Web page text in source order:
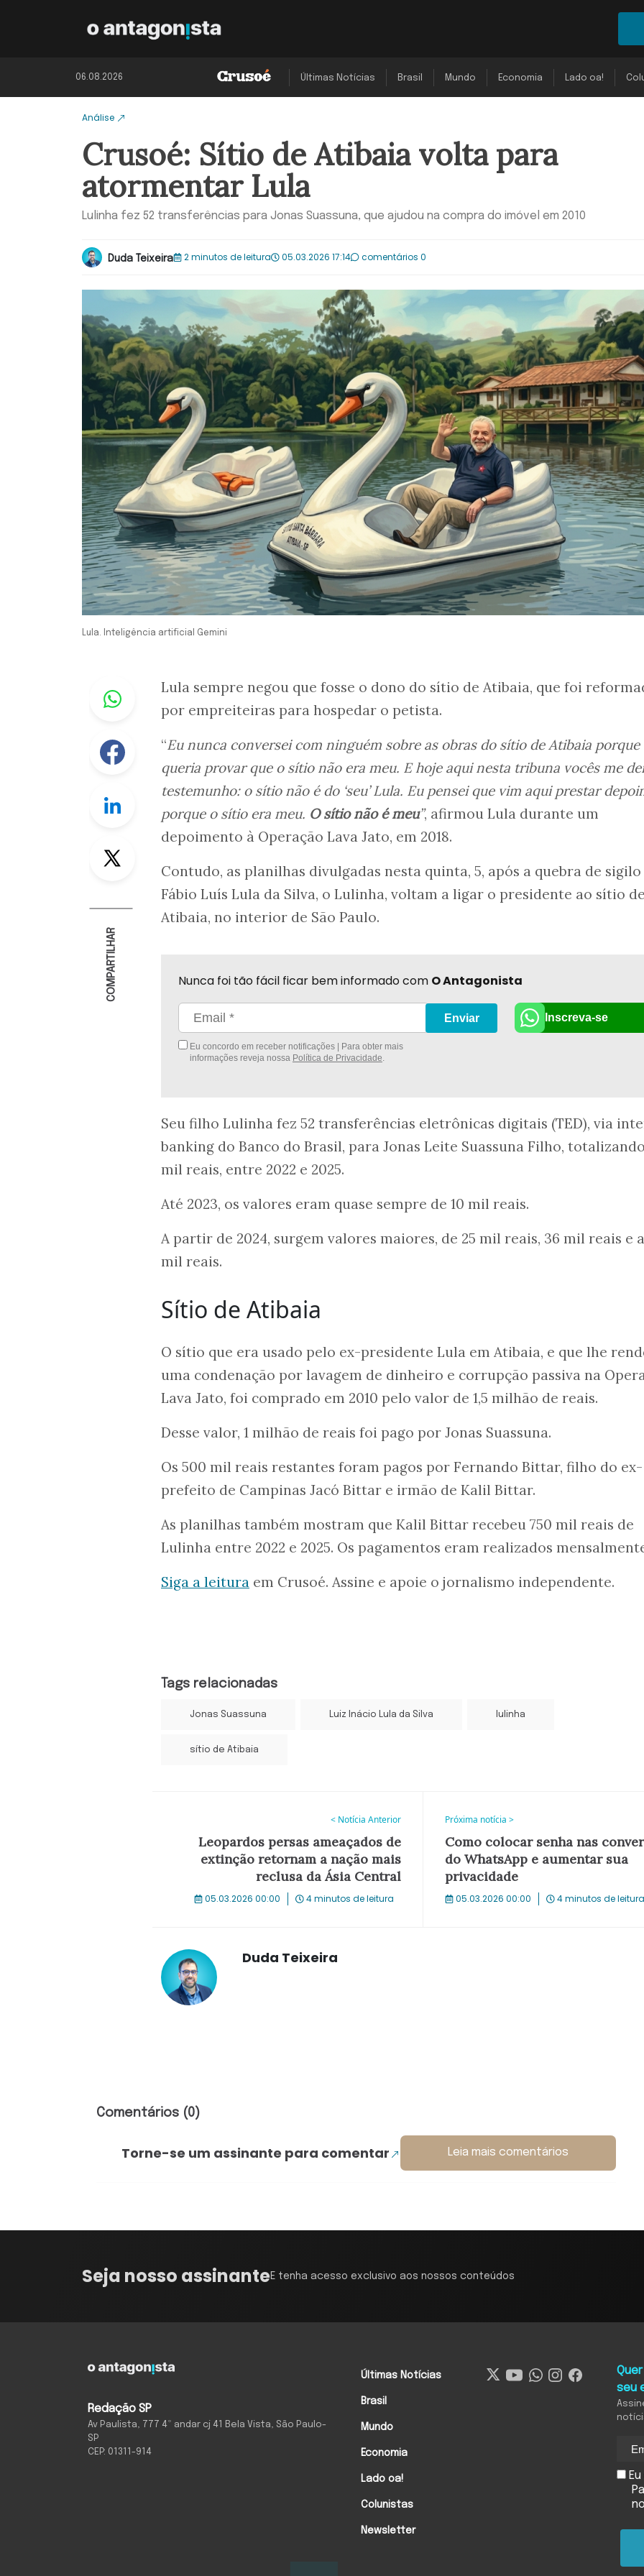
06.08.2026 Últimas Notícias Brasil Mundo Economia Lado oa!
Análise
Crusoé: Sítio de Atibaia volta para
atormentar Lula
Lulinha fez 52 transferências para Jonas Suassuna, que ajudou na compra do imóvel em 2010
Duda Teixeira 2 minutos de leitura 05.03.2026 17:14 comentários 0
Lula. Inteligência artificial Gemini
Whastapp
Facebook
Linkedin
Twitter
COMPARTILHAR
Lula sempre negou que fosse o dono do sítio de Atibaia, que foi
por empreiteiras para hospedar o petista.
“Eu nunca conversei com ninguém sobre as obras do sítio de Atibaia porque
queria provar que o sítio não era meu. E hoje aqui nesta tribuna vocês me
testemunho: o sítio não é do ‘seu’ Lula. Eu pensei que vim aqui prestar
porque o sítio era meu. O sítio não é meu”, afirmou Lula durante um
depoimento à Operação Lava Jato, em 2018.
Contudo, as planilhas divulgadas nesta quinta, 5, após a quebra de sigilo
Fábio Luís Lula da Silva, o Lulinha, voltam a ligar o presidente ao sítio de
Atibaia, no interior de São Paulo.
Nunca foi tão fácil ficar bem informado com O Antagonista
Eu concordo em receber notificações | Para obter mais
informações reveja nossa Política de Privacidade.
Enviar Inscreva-se
Seu filho Lulinha fez 52 transferências eletrônicas digitais (TED), via
banking do Banco do Brasil, para Jonas Leite Suassuna Filho,
mil reais, entre 2022 e 2025.
Até 2023, os valores eram quase sempre de 10 mil reais.
A partir de 2024, surgem valores maiores, de 25 mil reais, 36 mil reais e
mil reais.
Sítio de Atibaia
O sítio que era usado pelo ex-presidente Lula em Atibaia, e que lhe
uma condenação por lavagem de dinheiro e corrupção passiva na
Lava Jato, foi comprado em 2010 pelo valor de 1,5 milhão de reais.
Desse valor, 1 milhão de reais foi pago por Jonas Suassuna.
Os 500 mil reais restantes foram pagos por Fernando Bittar, filho do ex-
prefeito de Campinas Jacó Bittar e irmão de Kalil Bittar.
As planilhas também mostram que Kalil Bittar recebeu 750 mil reais de
Lulinha entre 2022 e 2025. Os pagamentos eram realizados
Siga a leitura em Crusoé. Assine e apoie o jornalismo independente.
Tags relacionadas
Jonas Suassuna Luiz Inácio Lula da Silva lulinha
sítio de Atibaia
< Notícia Anterior
Leopardos persas ameaçados de
extinção retornam a nação mais
reclusa da Ásia Central
05.03.2026 00:00 4 minutos de leitura
Próxima notícia >
Como colocar senha nas
do WhatsApp e aumentar sua
privacidade
05.03.2026 00:00 4 minutos de leitura
Duda Teixeira
Comentários (0)
Torne-se um assinante para comentar Leia mais comentários
Seja nosso assinanteE tenha acesso exclusivo aos nossos conteúdos
Redação SP
Av Paulista, 777 4º andar cj 41 Bela Vista, São Paulo-
SP
CEP: 01311-914
Últimas Notícias
Brasil
Mundo
Economia
Lado oa!
Colunistas
Newsletter
seu